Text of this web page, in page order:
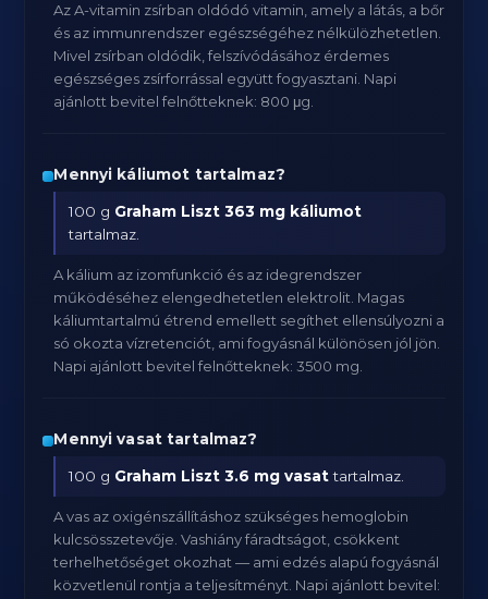
Az A-vitamin zsírban oldódó vitamin, amely a látás, a bőr
és az immunrendszer egészségéhez nélkülözhetetlen.
Mivel zsírban oldódik, felszívódásához érdemes
egészséges zsírforrással együtt fogyasztani. Napi
ajánlott bevitel felnőtteknek: 800 μg.
Mennyi káliumot tartalmaz?
100 g Graham Liszt 363 mg káliumot
tartalmaz.
A kálium az izomfunkció és az idegrendszer
működéséhez elengedhetetlen elektrolit. Magas
káliumtartalmú étrend emellett segíthet ellensúlyozni a
só okozta vízretenciót, ami fogyásnál különösen jól jön.
Napi ajánlott bevitel felnőtteknek: 3500 mg.
Mennyi vasat tartalmaz?
100 g Graham Liszt 3.6 mg vasattartalmaz.
A vas az oxigénszállításhoz szükséges hemoglobin
kulcsösszetevője. Vashiány fáradtságot, csökkent
terhelhetőséget okozhat — ami edzés alapú fogyásnál
közvetlenül rontja a teljesítményt. Napi ajánlott bevitel: